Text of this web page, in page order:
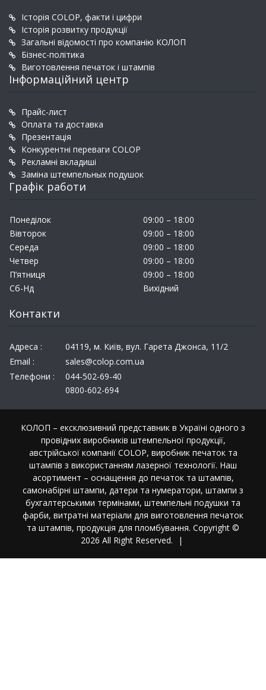
Історія COLOP, факти і цифри
Історія розвитку продукції
Загальні відомості про компанію КОЛОП
Бізнес-політика
Виготовлення печаток і штампів
Інформаційний центр
Прайс-лист
Оплата та доставка
Презентація
Конкурентні переваги COLOP
Рекламні вкладиші
Заміна штемпельных подушок
Графік работи
Понеділок
09:00 – 18:00
Вівторок
09:00 – 18:00
Середа
09:00 – 18:00
Четвер
09:00 – 18:00
П’ятниця
09:00 – 18:00
Сб-Нд
Вихідний
Контакти
Адреса :
04119, м. Київ, вул. Гарета Джонса, 11/2
Email :
sales@colop.com.ua
Телефони :
044-502-69-40
0800-602-694
КОЛОП – ексклюзивний представник в Україні одного з
провідних виробників штемпельної продукції,
австрійської компанії COLOP, виробник печаток та
штампів з використанням лазерної технології. Наш
асортимент – оснащення до печаток та штампів,
самонабірні штампи, датери та нумератори, штампи з
бухгалтерськими термінами, штемпельні подушки та
фарби, витратні матеріали для виготовлення печаток
та штампів, продукція для пломбування. Copyright ©
2026 All Right Reserved.
|